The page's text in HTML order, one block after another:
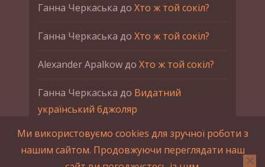
Ганна Черкаська до Хто ж той сокіл?
Ганна Черкаська до Хто ж той сокіл?
Alexander Apalkowдо Хто ж той сокіл?
Ганна Черкаська до Видатний
український бджоляр
Ганна ЧеркаськадоПетро Франко
Ми використовуємо cookies для зручної роботи з
нашим сайтом. Продовжуючи переглядати наш